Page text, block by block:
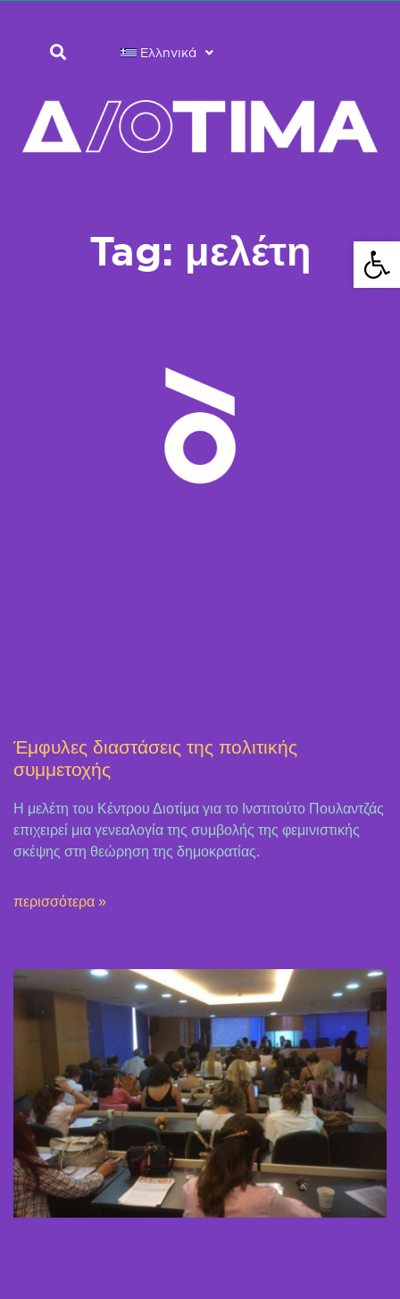
Ελληνικά
Tag: μελέτη
Έμφυλες διαστάσεις της πολιτικής
συμμετοχής
Η μελέτη του Κέντρου Διοτίμα για το Ινστιτούτο Πουλαντζάς
επιχειρεί μια γενεαλογία της συμβολής της φεμινιστικής
σκέψης στη θεώρηση της δημοκρατίας.
περισσότερα »